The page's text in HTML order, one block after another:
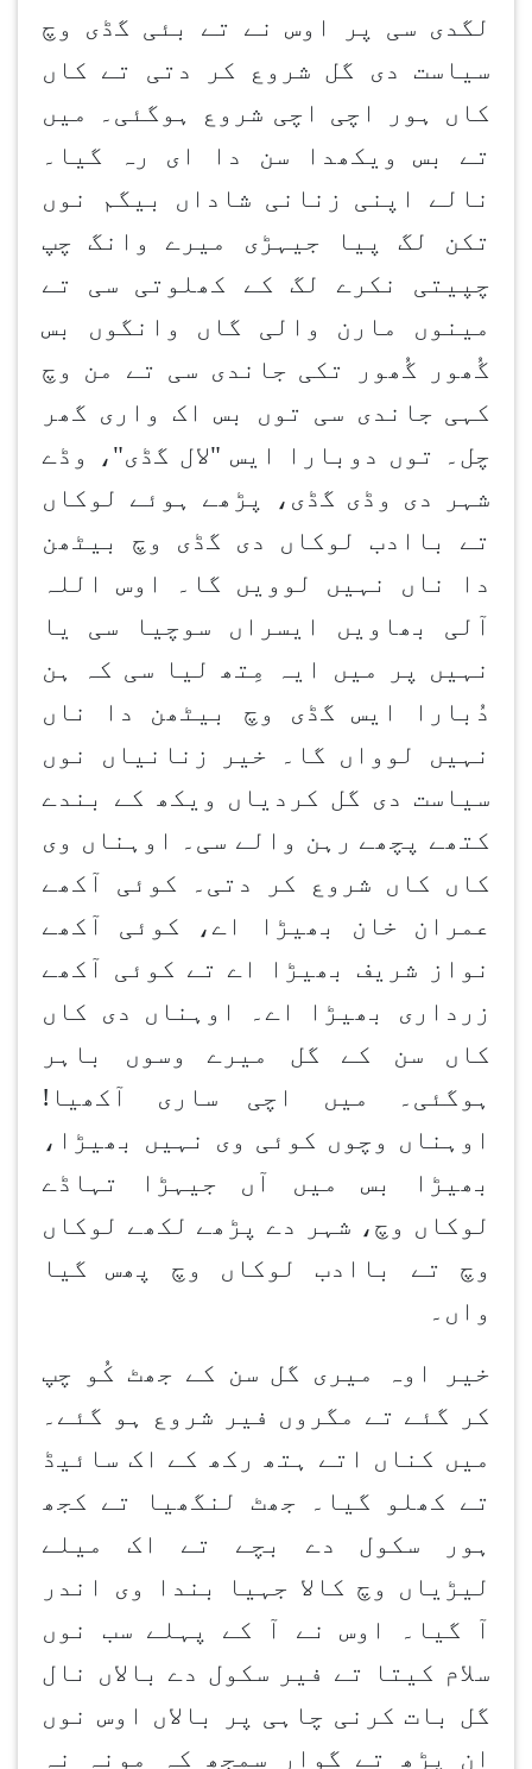
لگدی سی پر اوس نے تے بئی گڈی وچ
سیاست دی گل شروع کر دتی تے کاں
کاں ہور اچی اچی شروع ہوگئی۔ میں
تے بس ویکھدا سن دا ای رہ گیا۔
نالے اپنی زنانی شاداں بیگم نوں
تکن لگ پیا جیہڑی میرے وانگ چپ
چپیتی نکرے لگ کے کھلوتی سی تے
مینوں مارن والی گاں وانگوں بس
گُھور گُھور تکی جاندی سی تے من وچ
کہی جاندی سی توں بس اک واری گھر
چل۔ توں دوبارا ایس "لال گڈی"، وڈے
شہر دی وڈی گڈی، پڑھے ہوئے لوکاں
تے باادب لوکاں دی گڈی وچ بیٹھن
دا ناں نہیں لوویں گا۔ اوس اللہ
آلی بھاویں ایسراں سوچیا سی یا
نہیں پر میں ایہ مِتھ لیا سی کہ ہن
دُبارا ایس گڈی وچ بیٹھن دا ناں
نہیں لوواں گا۔ خیر زنانیاں نوں
سیاست دی گل کردیاں ویکھ کے بندے
کتھے پچھے رہن والے سی۔ اوہناں وی
کاں کاں شروع کر دتی۔ کوئی آکھے
عمران خان بھیڑا اے، کوئی آکھے
نواز شریف بھیڑا اے تے کوئی آکھے
زرداری بھیڑا اے۔ اوہناں دی کاں
کاں سن کے گل میرے وسوں باہر
ہوگئی۔ میں اچی ساری آکھیا!
اوہناں وچوں کوئی وی نہیں بھیڑا،
بھیڑا بس میں آں جیہڑا تہاڈے
لوکاں وچ، شہر دے پڑھے لکھے لوکاں
وچ تے باادب لوکاں وچ پھس گیا
واں۔
خیر اوہ میری گل سن کے جھٹ کُو چپ
کر گئے تے مگروں فیر شروع ہو گئے۔
میں کناں اتے ہتھ رکھ کے اک سائیڈ
تے کھلو گیا۔ جھٹ لنگھیا تے کجھ
ہور سکول دے بچے تے اک میلے
لیڑیاں وچ کالا جہیا بندا وی اندر
آ گیا۔ اوس نے آ کے پہلے سب نوں
سلام کیتا تے فیر سکول دے بالاں نال
گل بات کرنی چاہی پر بالاں اوس نوں
ان پڑھ تے گوار سمجھ کہ مونہ نہ